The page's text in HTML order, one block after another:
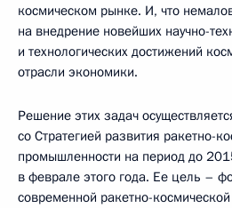
космическом рынке. И, что
на внедрение новейших научно-
и технологических достижений
отрасли экономики.
Решение этих задач
со Стратегией развития ракетно-
промышленности на период до
в феврале этого года. Ее цель –
современной ракетно-